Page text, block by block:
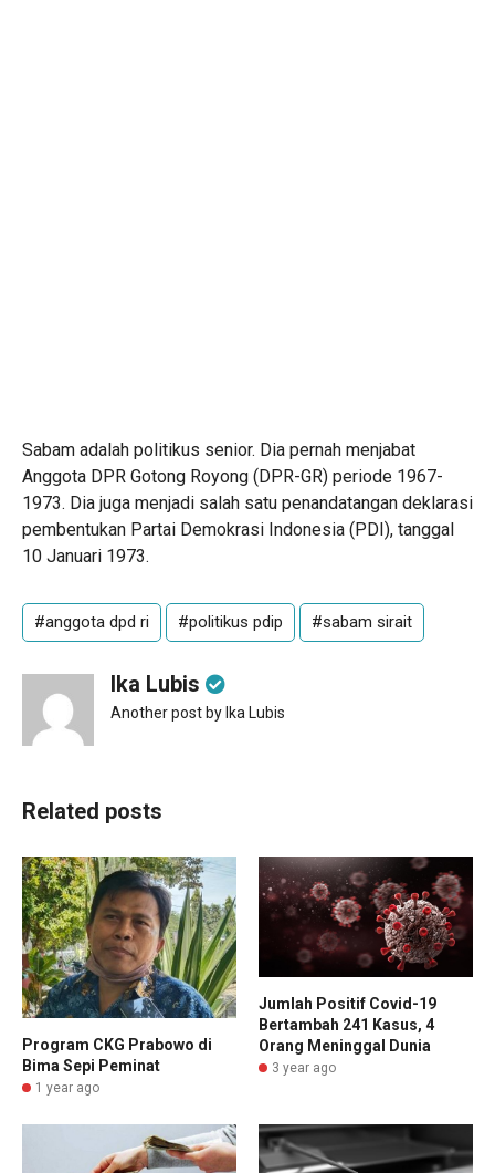
Sabam adalah politikus senior. Dia pernah menjabat
Anggota DPR Gotong Royong (DPR-GR) periode 1967-
1973. Dia juga menjadi salah satu penandatangan deklarasi
pembentukan Partai Demokrasi Indonesia (PDI), tanggal
10 Januari 1973.
#anggota dpd ri #politikus pdip #sabam sirait
Ika Lubis
Another post by Ika Lubis
Related posts
Program CKG Prabowo di
Bima Sepi Peminat
1 year ago
Jumlah Positif Covid-19
Bertambah 241 Kasus, 4
Orang Meninggal Dunia
3 year ago